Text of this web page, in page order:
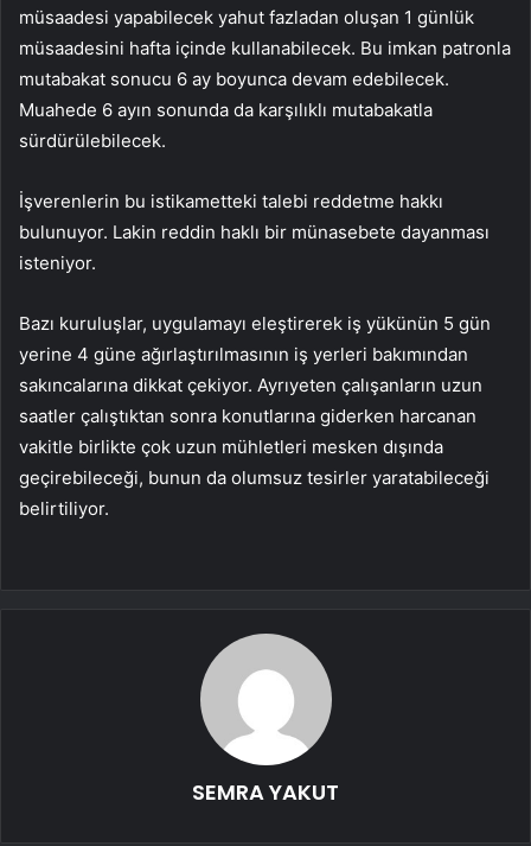
müsaadesi yapabilecek yahut fazladan oluşan 1 günlük
müsaadesini hafta içinde kullanabilecek. Bu imkan patronla
mutabakat sonucu 6 ay boyunca devam edebilecek.
Muahede 6 ayın sonunda da karşılıklı mutabakatla
sürdürülebilecek.
İşverenlerin bu istikametteki talebi reddetme hakkı
bulunuyor. Lakin reddin haklı bir münasebete dayanması
isteniyor.
Bazı kuruluşlar, uygulamayı eleştirerek iş yükünün 5 gün
yerine 4 güne ağırlaştırılmasının iş yerleri bakımından
sakıncalarına dikkat çekiyor. Ayrıyeten çalışanların uzun
saatler çalıştıktan sonra konutlarına giderken harcanan
vakitle birlikte çok uzun mühletleri mesken dışında
geçirebileceği, bunun da olumsuz tesirler yaratabileceği
belirtiliyor.
SEMRA YAKUT